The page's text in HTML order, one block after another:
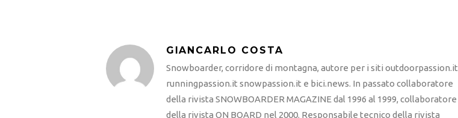
GIANCARLO COSTA
Snowboarder, corridore di montagna, autore per i siti outdoorpassion.it
runningpassion.it snowpassion.it e bici.news. In passato collaboratore
della rivista SNOWBOARDER MAGAZINE dal 1996 al 1999, collaboratore
della rivista ON BOARD nel 2000. Responsabile tecnico della rivista